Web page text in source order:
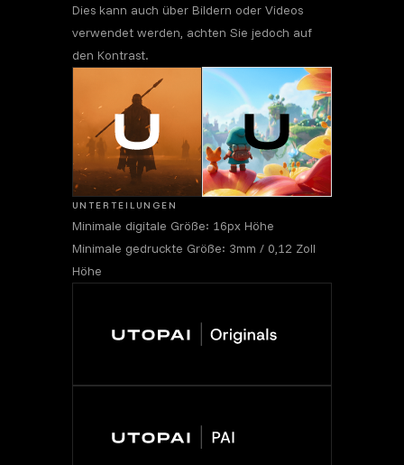
Dies kann auch über Bildern oder Videos
verwendet werden, achten Sie jedoch auf
den Kontrast.
UNTERTEILUNGEN
Minimale digitale Größe: 16px Höhe
Minimale gedruckte Größe: 3mm / 0,12 Zoll
Höhe